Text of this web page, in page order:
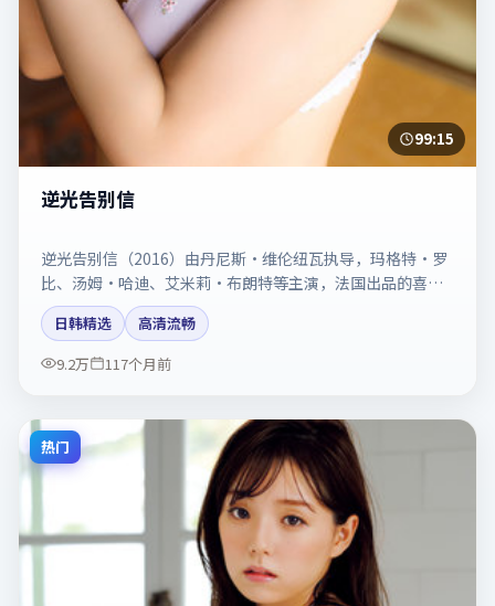
99:15
逆光告别信
逆光告别信（2016）由丹尼斯·维伦纽瓦执导，玛格特·罗
比、汤姆·哈迪、艾米莉·布朗特等主演，法国出品的喜剧
类型影片。动作场面与情感戏比例拿捏得当。剧情简介与主
创信息可供检索参考，上映日期以片方资料为准。
日韩精选
高清流畅
9.2万
117个月前
热门